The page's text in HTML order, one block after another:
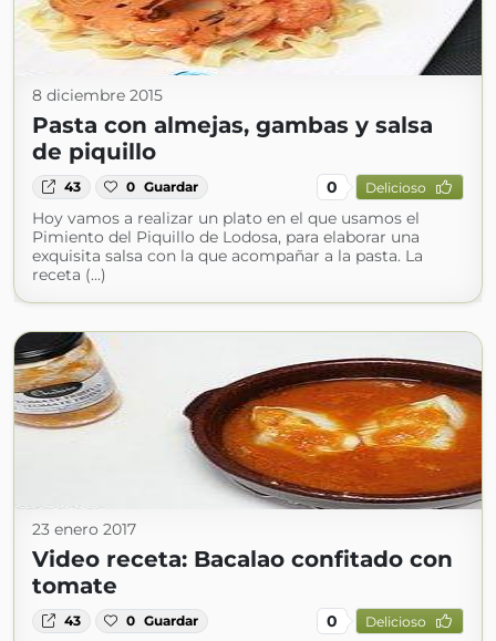
8 diciembre 2015
Pasta con almejas, gambas y salsa
de piquillo
43 0 Guardar 0 Delicioso
Hoy vamos a realizar un plato en el que usamos el
Pimiento del Piquillo de Lodosa, para elaborar una
exquisita salsa con la que acompañar a la pasta. La
receta (...)
23 enero 2017
Video receta: Bacalao confitado con
tomate
43 0 Guardar 0 Delicioso